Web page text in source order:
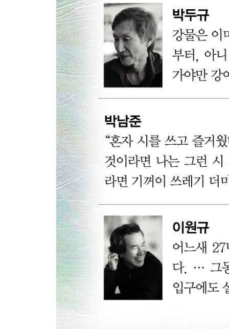
박남준 시인
저녁 강이 숲에 들어 _ 107
나무, 폭포, 그리고 숲 _ 109
따뜻한 얼음 _ 113
슬픔 _ 115
먼 강물의 편지 _ 116
이사, 악양 _ 117
겨울 풍경 _ 119
흰 부추꽃으로 _ 121
동백 _ 123
당신을 향해 피는 꽃 _ 125
이원규 시인
물안개 _ 131
안개 _ 132
겁나게와 잉 사이 _ 133
섬진강 첫 매화 _ 137
소쩍새의 길-일생 단 한 편의 시 4 _ 138
단지 그물 맛이 아니었으므로 _ 139
몽유운무화 _ 141
별빛 한 짐 _ 142